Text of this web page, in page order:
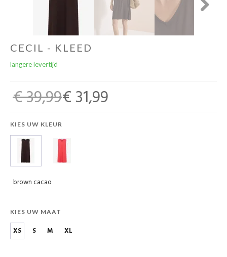
CECIL - KLEED
langere levertijd
€ 39,99€ 31,99
KIES UW KLEUR
brown cacao
KIES UW MAAT
XS S M XL